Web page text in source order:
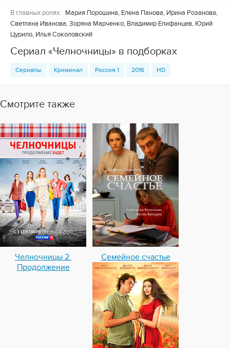
В главных ролях:
Мария Порошина, Елена Панова, Ирина Розанова,
Светлана Иванова, Зоряна Марченко, Владимир Епифанцев, Юрий
Цурило, Илья Соколовский
Сериал «Челночницы» в подборках
Сериалы Криминал Россия 1 2016 HD
Смотрите также
Челночницы 2.
Продолжение
Семейное счастье